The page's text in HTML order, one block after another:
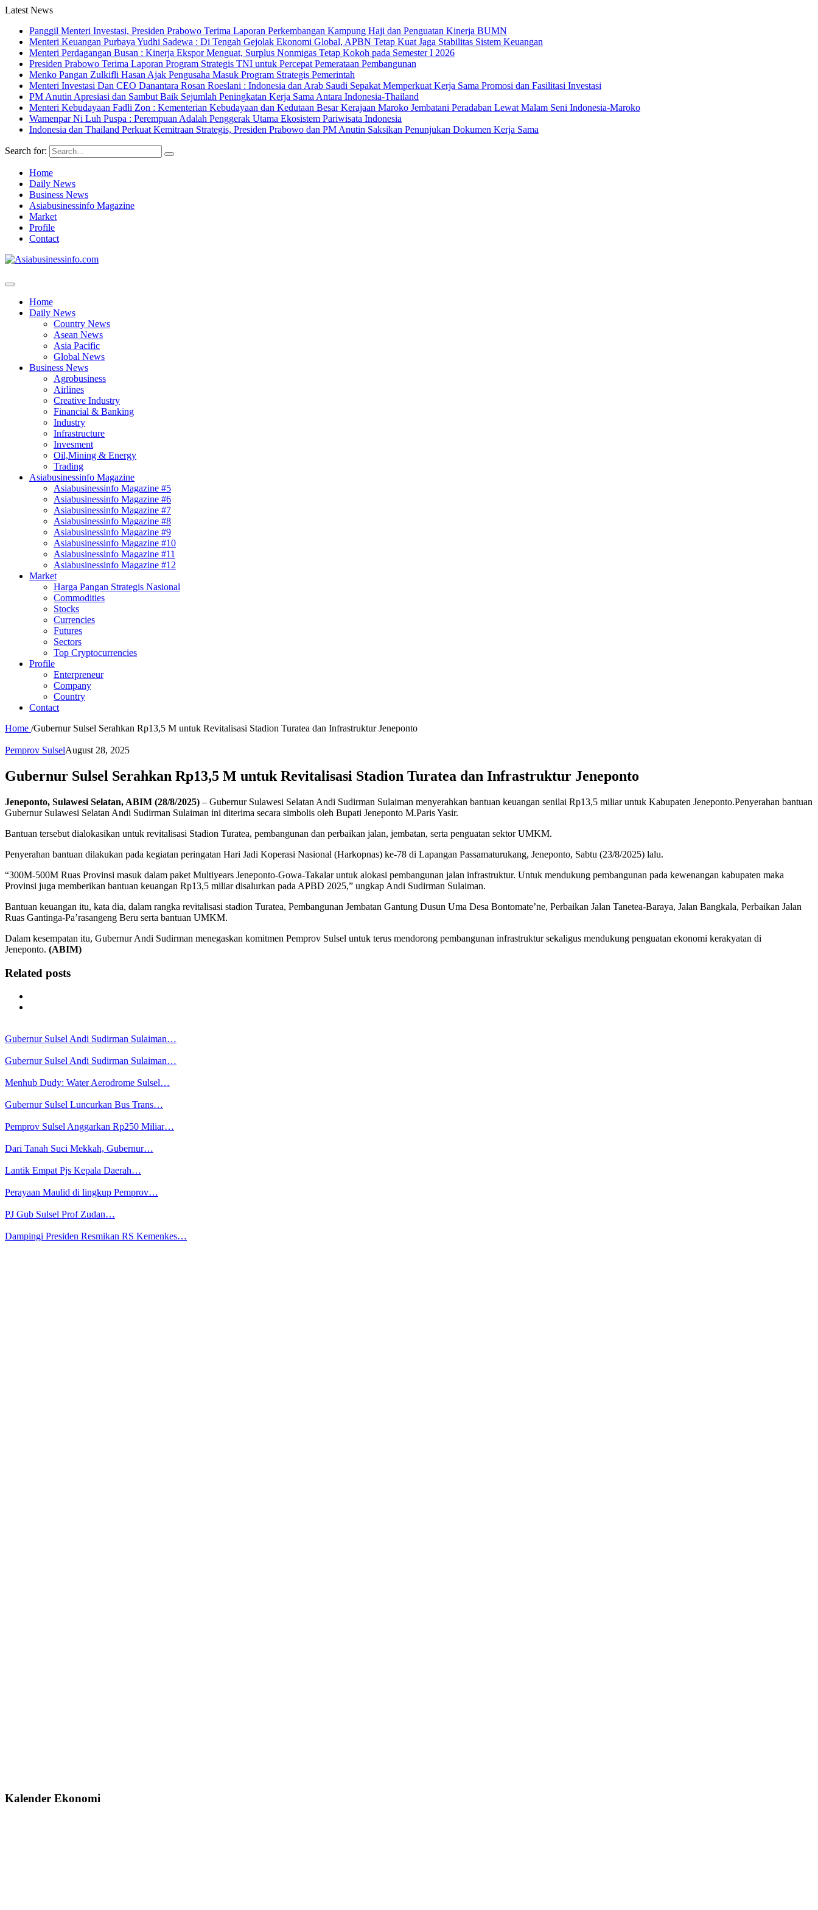
Latest News
Panggil Menteri Investasi, Presiden Prabowo Terima Laporan Perkembangan Kampung Haji dan Penguatan Kinerja BUMN
Menteri Keuangan Purbaya Yudhi Sadewa : Di Tengah Gejolak Ekonomi Global, APBN Tetap Kuat Jaga Stabilitas Sistem Keuangan
Menteri Perdagangan Busan : Kinerja Ekspor Menguat, Surplus Nonmigas Tetap Kokoh pada Semester I 2026
Presiden Prabowo Terima Laporan Program Strategis TNI untuk Percepat Pemerataan Pembangunan
Menko Pangan Zulkifli Hasan Ajak Pengusaha Masuk Program Strategis Pemerintah
Menteri Investasi Dan CEO Danantara Rosan Roeslani : Indonesia dan Arab Saudi Sepakat Memperkuat Kerja Sama Promosi dan Fasilitasi Investasi
PM Anutin Apresiasi dan Sambut Baik Sejumlah Peningkatan Kerja Sama Antara Indonesia-Thailand
Menteri Kebudayaan Fadli Zon : Kementerian Kebudayaan dan Kedutaan Besar Kerajaan Maroko Jembatani Peradaban Lewat Malam Seni Indonesia-Maroko
Wamenpar Ni Luh Puspa : Perempuan Adalah Penggerak Utama Ekosistem Pariwisata Indonesia
Indonesia dan Thailand Perkuat Kemitraan Strategis, Presiden Prabowo dan PM Anutin Saksikan Penunjukan Dokumen Kerja Sama
Search for:
Home
Daily News
Business News
Asiabusinessinfo Magazine
Market
Profile
Contact
Home
Daily News
Country News
Asean News
Asia Pacific
Global News
Business News
Agrobusiness
Airlines
Creative Industry
Financial & Banking
Industry
Infrastructure
Invesment
Oil,Mining & Energy
Trading
Asiabusinessinfo Magazine
Asiabusinessinfo Magazine #5
Asiabusinessinfo Magazine #6
Asiabusinessinfo Magazine #7
Asiabusinessinfo Magazine #8
Asiabusinessinfo Magazine #9
Asiabusinessinfo Magazine #10
Asiabusinessinfo Magazine #11
Asiabusinessinfo Magazine #12
Market
Harga Pangan Strategis Nasional
Commodities
Stocks
Currencies
Futures
Sectors
Top Cryptocurrencies
Profile
Enterpreneur
Company
Country
Contact
Home /Gubernur Sulsel Serahkan Rp13,5 M untuk Revitalisasi Stadion Turatea dan Infrastruktur Jeneponto
Pemprov SulselAugust 28, 2025
Gubernur Sulsel Serahkan Rp13,5 M untuk Revitalisasi Stadion Turatea dan Infrastruktur Jeneponto
Jeneponto, Sulawesi Selatan, ABIM (28/8/2025) – Gubernur Sulawesi Selatan Andi Sudirman Sulaiman menyerahkan bantuan keuangan senilai Rp13,5 miliar untuk Kabupaten Jeneponto.Penyerahan bantuan
Gubernur Sulawesi Selatan Andi Sudirman Sulaiman ini diterima secara simbolis oleh Bupati Jeneponto M.Paris Yasir.
Bantuan tersebut dialokasikan untuk revitalisasi Stadion Turatea, pembangunan dan perbaikan jalan, jembatan, serta penguatan sektor UMKM.
Penyerahan bantuan dilakukan pada kegiatan peringatan Hari Jadi Koperasi Nasional (Harkopnas) ke-78 di Lapangan Passamaturukang, Jeneponto, Sabtu (23/8/2025) lalu.
“300M-500M Ruas Provinsi masuk dalam paket Multiyears Jeneponto-Gowa-Takalar untuk alokasi pembangunan jalan infrastruktur. Untuk mendukung pembangunan pada kewenangan kabupaten maka
Provinsi juga memberikan bantuan keuangan Rp13,5 miliar disalurkan pada APBD 2025,” ungkap Andi Sudirman Sulaiman.
Bantuan keuangan itu, kata dia, dalam rangka revitalisasi stadion Turatea, Pembangunan Jembatan Gantung Dusun Uma Desa Bontomate’ne, Perbaikan Jalan Tanetea-Baraya, Jalan Bangkala, Perbaikan Jalan
Ruas Gantinga-Pa’rasangeng Beru serta bantuan UMKM.
Dalam kesempatan itu, Gubernur Andi Sudirman menegaskan komitmen Pemprov Sulsel untuk terus mendorong pembangunan infrastruktur sekaligus mendukung penguatan ekonomi kerakyatan di
Jeneponto. (ABIM)
Related posts
Gubernur Sulsel Andi Sudirman Sulaiman…
Gubernur Sulsel Andi Sudirman Sulaiman…
Menhub Dudy: Water Aerodrome Sulsel…
Gubernur Sulsel Luncurkan Bus Trans…
Pemprov Sulsel Anggarkan Rp250 Miliar…
Dari Tanah Suci Mekkah, Gubernur…
Lantik Empat Pjs Kepala Daerah…
Perayaan Maulid di lingkup Pemprov…
PJ Gub Sulsel Prof Zudan…
Dampingi Presiden Resmikan RS Kemenkes…
Kalender Ekonomi